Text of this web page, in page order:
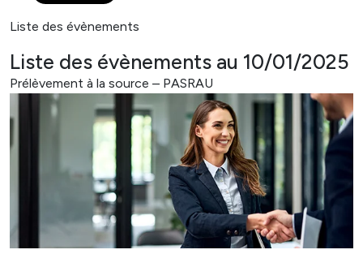
Liste des évènements
Liste des évènements au 10/01/2025
Prélèvement à la source – PASRAU